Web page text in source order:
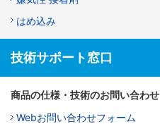
はめ込み
技術サポート窓口
商品の仕様・技術のお問い合わせ
Webお問い合わせフォーム